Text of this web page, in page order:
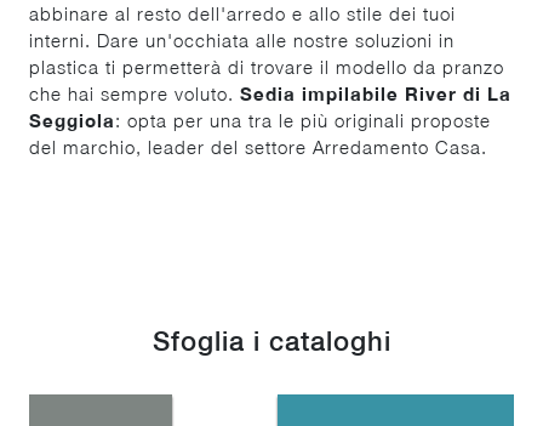
abbinare al resto dell'arredo e allo stile dei tuoi
interni. Dare un'occhiata alle nostre soluzioni in
plastica ti permetterà di trovare il modello da pranzo
che hai sempre voluto. Sedia impilabile River di La
Seggiola: opta per una tra le più originali proposte
del marchio, leader del settore Arredamento Casa.
Sfoglia i cataloghi